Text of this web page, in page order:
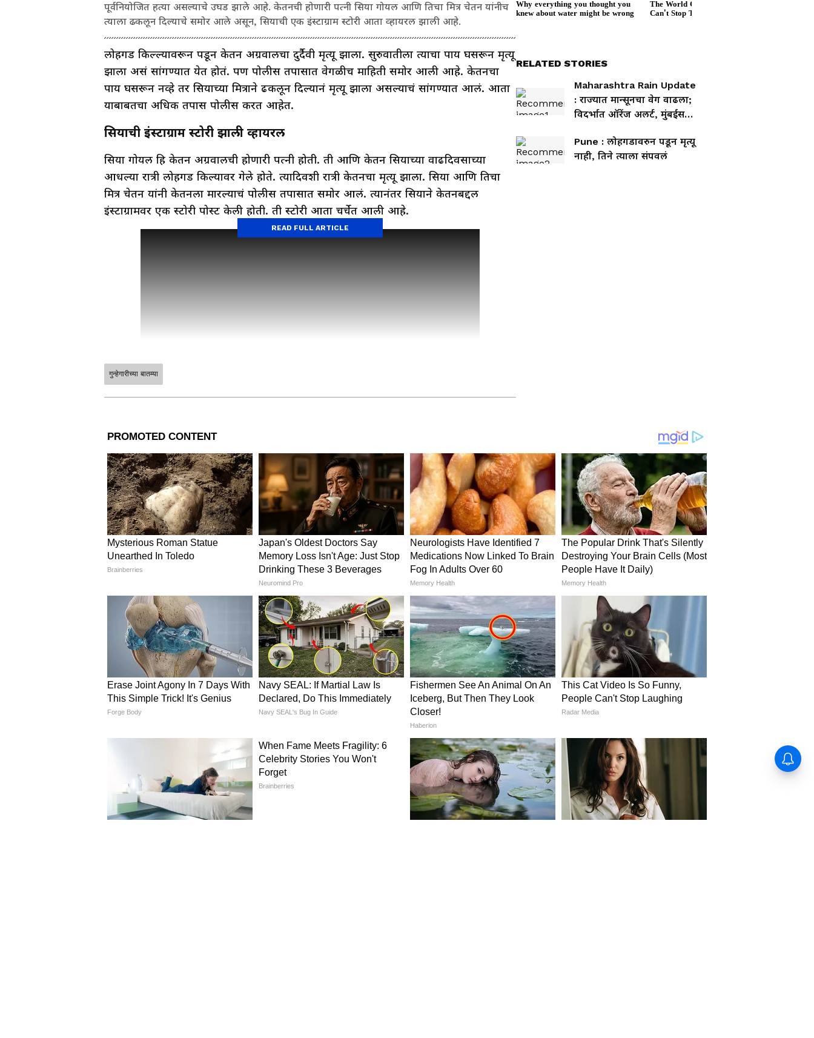
पूर्वनियोजित हत्या असल्याचे उघड झाले आहे. केतनची होणारी पत्नी सिया गोयल आणि तिचा मित्र चेतन यांनीच
त्याला ढकलून दिल्याचे समोर आले असून, सियाची एक इंस्टाग्राम स्टोरी आता व्हायरल झाली आहे.
लोहगड किल्ल्यावरून पडून केतन अग्रवालचा दुर्दैवी मृत्यू झाला. सुरुवातीला त्याचा पाय घसरून मृत्यू
झाला असं सांगण्यात येत होतं. पण पोलीस तपासात वेगळीच माहिती समोर आली आहे. केतनचा
पाय घसरून नव्हे तर सियाच्या मित्राने ढकलून दिल्यानं मृत्यू झाला असल्याचं सांगण्यात आलं. आता
याबाबतचा अधिक तपास पोलीस करत आहेत.
सियाची इंस्टाग्राम स्टोरी झाली व्हायरल
सिया गोयल हि केतन अग्रवालची होणारी पत्नी होती. ती आणि केतन सियाच्या वाढदिवसाच्या
आधल्या रात्री लोहगड किल्यावर गेले होते. त्यादिवशी रात्री केतनचा मृत्यू झाला. सिया आणि तिचा
मित्र चेतन यांनी केतनला मारल्याचं पोलीस तपासात समोर आलं. त्यानंतर सियाने केतनबद्दल
इंस्टाग्रामवर एक स्टोरी पोस्ट केली होती. ती स्टोरी आता चर्चेत आली आहे.
Maharashtra Rain Update :
राज्यात मान्सूनचा वेग वाढला; विदर्भात
ऑरेंज अलर्ट, मुंबईसह कोकणात
जोरदार पावसाचा इशारा
Pune : लोहगडावरुन पडून मृत्यू नाही,
तिने त्याला संपवलं
सिया स्टोरीमध्ये काय म्हणते?
त्या पोस्टमध्ये सिया म्हणते की, तू मला माझ्या वाढदिवसाच्या दिवशी सोडून गेलास. आपण लग्नाच्या
मोमेंटच्या अगदी जवळ आलो होतो. माझे काही प्रश्न होते, काही स्वप्न होते त्यांचे उत्तर मला कधीच
मिळणार नाही. मी तुझ्यावर इतकं प्रेम करत असताना तू मला का सोडून गेलास? तुझ्या आत्म्यास
शांती मिळो." सियाची हि स्टोरी सोशल मीडियावर व्हायरल झाली आहे.
पुणे पोलिसांनी हत्या असल्याचं केलं स्पष्ट
पुणे पोलिसांनी केतनचा मृत्यू हि एक पूर्वनियोजित हत्या आहे असं सांगितलं आहे. तपास करणाऱ्या
READ FULL ARTICLE
ABOUT THE AUTHOR
vivek panmand
अर्थसाक्षर. कॉम येथे संपादक, तसेच दैनिक सकाळ येथे उपसंपादक म्हणून काम पाहिलं आहे.
गुन्हेगारीच्या बातम्या
RELATED STORIES
Maharashtra Rain Update
: राज्यात मान्सूनचा वेग वाढला;
विदर्भात ऑरेंज अलर्ट, मुंबईसह
इशारा
Pune : लोहगडावरुन पडून मृत्यू
नाही, तिने त्याला संपवलं